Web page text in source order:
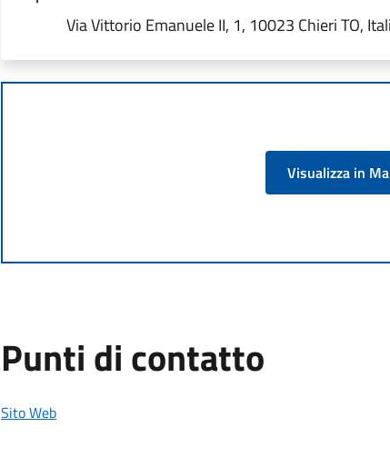
Via Vittorio Emanuele II, 1, 10023 Chieri TO,
Visualizza in
Punti di contatto
Sito Web